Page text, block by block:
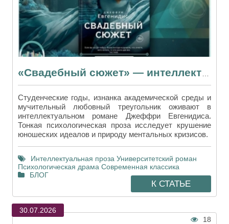
Студенческие годы, изнанка академической среды и
мучительный любовный треугольник оживают в
интеллектуальном романе Джеффри Евгенидиса.
Тонкая психологическая проза исследует крушение
юношеских идеалов и природу ментальных кризисов.
Интеллектуальная проза Университетский роман
Психологическая драма Современная классика
БЛОГ
К СТАТЬЕ
30.07.2026
18